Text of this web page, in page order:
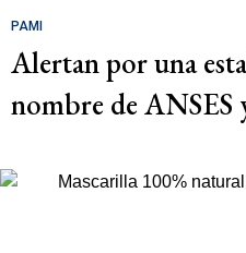
PAMI
Alertan por una
nombre de